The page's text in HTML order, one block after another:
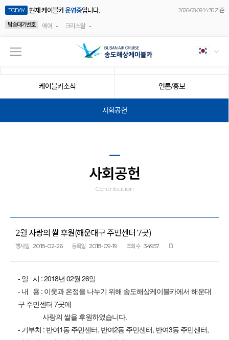
TODAY 현재 케이블카운영중입니다.
2026-08-09 14:36 기준
탑승대기번호
에어 - 크리스탈 -
케이블카소식 언론/홍보
사회공헌
사회공헌
Contribution
2월 사랑의 쌀 후원(해운대구 주민센터 7곳)
행사일 2018-02-26 등록일 2018-09-19 조회수 34957
- 일 시 : 2018년 02월 26일
- 내 용 : 이웃과 온정을 나누기 위해 송도해상케이블카에서 해운대
구 주민센터 7곳에
사랑의 쌀을 후원하였습니다.
- 기부처 : 반여1동 주민센터, 반여2동 주민센터, 반여3동 주민센터,